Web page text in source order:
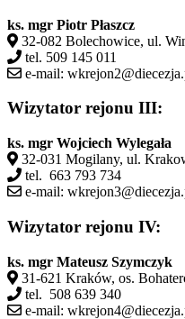
ks. mgr Piotr Płaszcz
32-082 Bolechowice, ul.
tel. 509 145 011
e-mail:
Wizytator rejonu III:
ks. mgr Wojciech Wylegała
32-031 Mogilany, ul.
tel. 663 793 734
e-mail:
Wizytator rejonu IV:
ks. mgr Mateusz Szymczyk
31-621 Kraków, os.
tel. 508 639 340
e-mail: